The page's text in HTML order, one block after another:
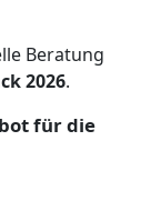
Beratung
2026.
für die